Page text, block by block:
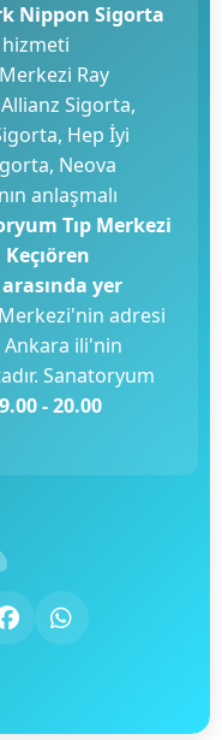
Nippon Sigorta
hizmeti
Ray
Sigorta,
Hep İyi
Neova
anlaşmalı
Tıp Merkezi
yer
adresi
Ankara ili'nin
Sanatoryum
- 20.00